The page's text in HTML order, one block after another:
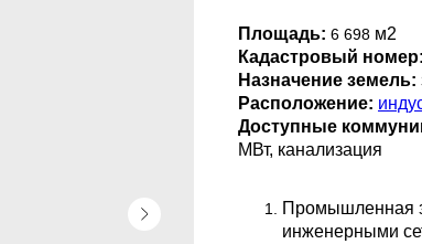
Площадь: 6 698 м2
Кадастровый номер:
Назначение земель:
Расположение:
Доступные
МВт, канализация
Промышленная
инженерными